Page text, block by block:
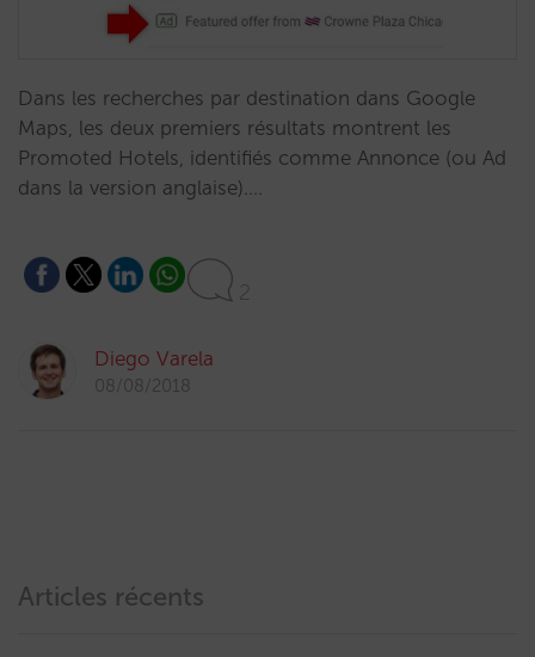
Dans les recherches par destination dans Google
Maps, les deux premiers résultats montrent les
Promoted Hotels, identifiés comme Annonce (ou Ad
dans la version anglaise).…
2
Diego Varela
08/08/2018
Articles récents